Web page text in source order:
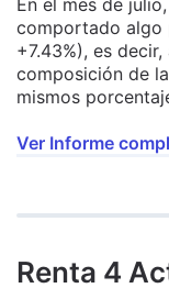
comportado algo
+7.43%), es
composición de
mismos
Ver Informe
Renta 4